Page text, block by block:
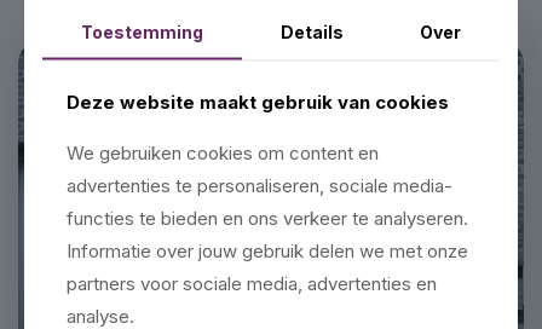
Toestemming Details Over
Deze website maakt gebruik van cookies
We gebruiken cookies om content en
advertenties te personaliseren, sociale media-
functies te bieden en ons verkeer te analyseren.
Informatie over jouw gebruik delen we met onze
partners voor sociale media, advertenties en
analyse.